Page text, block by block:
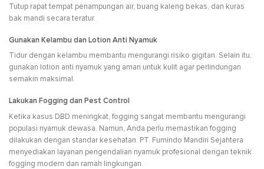
Tutup rapat tempat penampungan air, buang kaleng bekas, dan kuras
bak mandi secara teratur.
Gunakan Kelambu dan Lotion Anti Nyamuk
Tidur dengan kelambu membantu mengurangi risiko gigitan. Selain itu,
gunakan lotion anti nyamuk yang aman untuk kulit agar perlindungan
semakin maksimal.
Lakukan Fogging dan Pest Control
Ketika kasus DBD meningkat, fogging sangat membantu mengurangi
populasi nyamuk dewasa. Namun, Anda perlu memastikan fogging
dilakukan dengan standar kesehatan. PT. Fumindo Mandiri Sejahtera
menyediakan layanan pengendalian nyamuk profesional dengan teknik
fogging modern dan ramah lingkungan.